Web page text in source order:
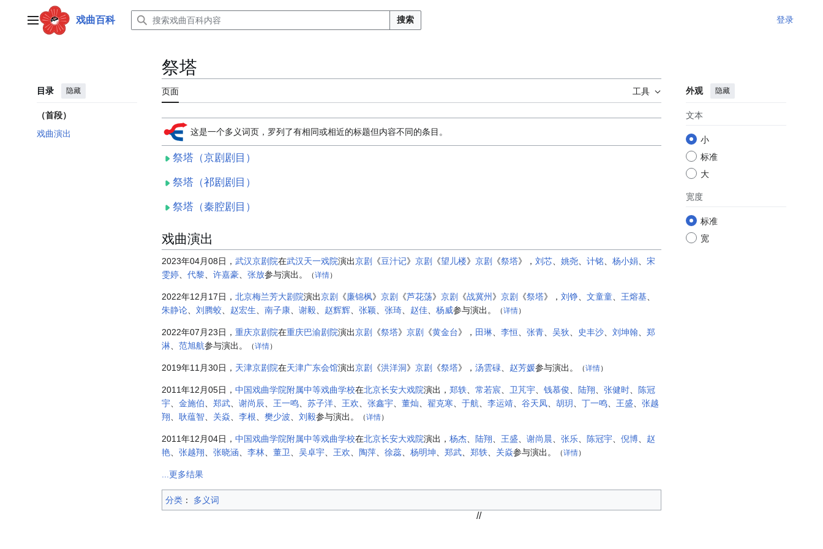
主菜单 戏曲百科 搜索 登录
目录 隐藏
（首段）
戏曲演出
祭塔
页面 工具 外观 隐藏
文本
小
标准
大
宽度
标准
宽
这是一个多义词页，罗列了有相同或相近的标题但内容不同的条目。
祭塔（京剧剧目）
祭塔（祁剧剧目）
祭塔（秦腔剧目）
戏曲演出
2023年04月08日， 武汉京剧院在武汉天一戏院演出京剧 《豆汁记》 京剧 《望儿楼》 京剧 《祭塔》， 刘芯 姚尧 计铭 杨小娟
宋
雯婷
代黎 许嘉豪 张放参与演出。 （详情）
2022年12月17日， 北京梅兰芳大剧院演出京剧 《廉锦枫》 京剧 《芦花荡》 京剧 《战冀州 》 京剧 《祭塔》， 刘铮 文童童 王熔基
朱静论
刘腾蛟 赵宏生 南子康 谢毅 赵辉辉 张颖 张琦 赵佳 杨威参与演出。 （详情）
2022年07月23日， 重庆京剧院在重庆巴渝剧院演出京剧 《祭塔》 京剧 《黄金台》， 田琳 李恒 张青 吴狄 史丰沙 刘坤翰
郑
淋
范旭航参与演出。 （详情）
2019年11月30日， 天津京剧院在天津广东会馆演出京剧 《洪洋洞》 京剧 《祭塔》， 汤雲碌 赵芳媛参与演出。 （详情）
2011年12月05日， 中国戏曲学院附属中等戏曲学校在北京长安大戏院演出， 郑轶 常若宸 卫芃宇 钱慕俊 陆翔 张健时
陈冠
宇
金施伯 郑武 谢尚辰 王一鸣 苏子洋 王欢 张鑫宇 董灿 翟克寒 于航 李运靖 谷天凤 胡玥 丁一鸣 王盛
张越
翔
耿蕴智 关焱 李根 樊少波 刘毅参与演出。 （详情）
2011年12月04日， 中国戏曲学院附属中等戏曲学校在北京长安大戏院演出， 杨杰 陆翔 王盛 谢尚晨 张乐 陈冠宇 倪博
赵
艳
张越翔 张晓涵 李林 董卫 吴卓宇 王欢 陶萍 徐蕊 杨明坤 郑武 郑轶 关焱参与演出。 （详情）
...更多结果
分类 ：​ 多义词
//